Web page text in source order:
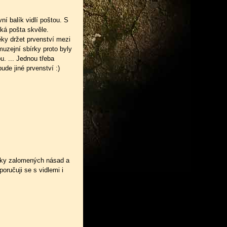
balík vidlí poštou. S
pošta skvěle.
držet prvenství mezi
sbírky proto byly
... Jednou třeba
jiné prvenství :)
zalomených násad a
se s vidlemi i